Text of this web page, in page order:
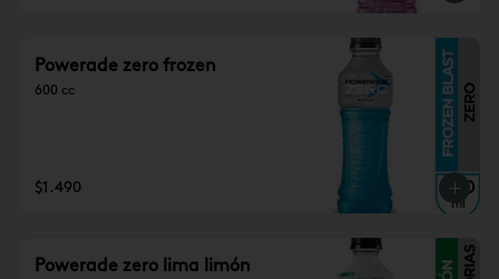
Powerade zero frozen
600 cc
$1.490
Powerade zero lima limón